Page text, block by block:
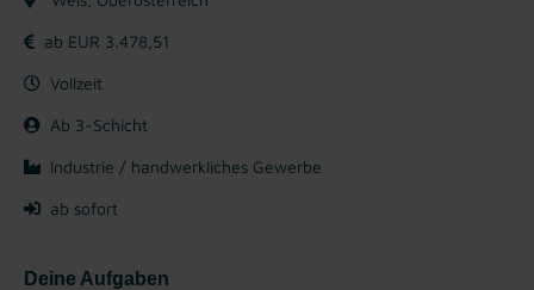
ab EUR 3.478,51
Vollzeit
Ab 3-Schicht
Industrie / handwerkliches Gewerbe
ab sofort
Deine Aufgaben